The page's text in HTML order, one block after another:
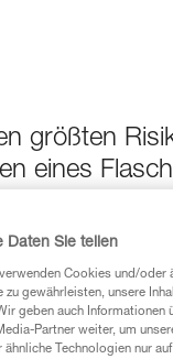
größten
eines
eine
es
in die
als
Daten Sie teilen
Cookies und/
zu gewährleisten, unsere
geben auch
Partner weiter, um
Technologien nur